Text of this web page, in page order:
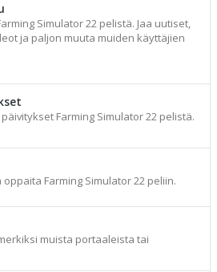
Simulator 22 pelistä. Jaa uutiset,
ja paljon muuta muiden käyttäjien
Farming Simulator 22 pelistä.
Farming Simulator 22 peliin.
muista portaaleista tai